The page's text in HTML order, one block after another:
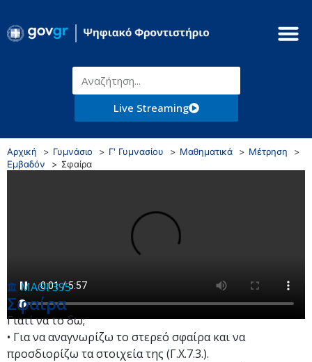
Live Streaming
Αρχική Γυμνάσιο Γ' Γυμνασίου Μαθηματικά
Μέτρηση
Εμβαδόν
Σφαίρα
ΜΑΘΓ395
Σφαίρα
Γιατί να το δω;
• Για να αναγνωρίζω το στερεό σφαίρα και να
προσδιορίζω τα στοιχεία της (Γ.Χ.7.3.).